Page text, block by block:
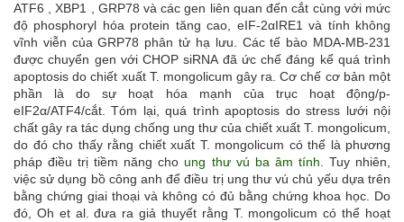
ATF6 , XBP1 , GRP78 và các gen liên quan đến cắt cùng với mức
độ phosphoryl hóa protein tăng cao, eIF-2αIRE1 và tính không
vĩnh viễn của GRP78 phân tử hạ lưu. Các tế bào MDA-MB-231
được chuyển gen với CHOP siRNA đã ức chế đáng kể quá trình
apoptosis do chiết xuất T. mongolicum gây ra. Cơ chế cơ bản một
phần là do sự hoạt hóa mạnh của trục hoạt động/p-
eIF2α/ATF4/cắt. Tóm lại, quá trình apoptosis do stress lưới nội
chất gây ra tác dụng chống ung thư của chiết xuất T. mongolicum,
do đó cho thấy rằng chiết xuất T. mongolicum có thể là phương
pháp điều trị tiềm năng choung thư vú ba âm tính . Tuy nhiên,
việc sử dụng bồ công anh để điều trị ung thư vú chủ yếu dựa trên
bằng chứng giai thoại và không có đủ bằng chứng khoa học. Do
đó, Oh et al. đưa ra giả thuyết rằng T. mongolicum có thể hoạt